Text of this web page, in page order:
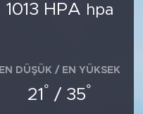
1013 HPA hpa
EN DÜŞÜK / EN YÜKSEK
21 ° / 35°